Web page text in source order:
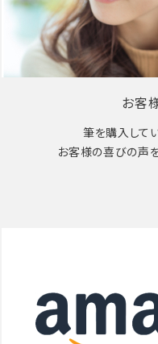
お客
筆を購入して
お客様の喜びの声